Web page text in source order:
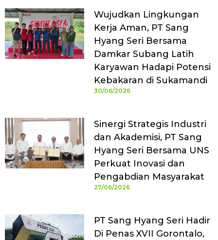
Wujudkan Lingkungan
Kerja Aman, PT Sang
Hyang Seri Bersama
Damkar Subang Latih
Karyawan Hadapi Potensi
Kebakaran di Sukamandi
30/06/2026
Sinergi Strategis Industri
dan Akademisi, PT Sang
Hyang Seri Bersama UNS
Perkuat Inovasi dan
Pengabdian Masyarakat
27/06/2026
PT Sang Hyang Seri Hadir
Di Penas XVII Gorontalo,